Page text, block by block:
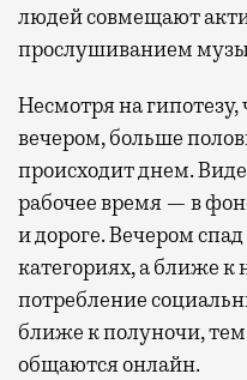
людей совмещают
прослушиванием
Несмотря на
вечером, больше
происходит днем.
рабочее время — в
и дороге. Вечером
категориях, а ближе к
потребление
ближе к полуночи,
общаются онлайн.